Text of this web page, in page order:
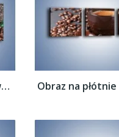
Obraz na płótnie – Kawa w ciemnej...